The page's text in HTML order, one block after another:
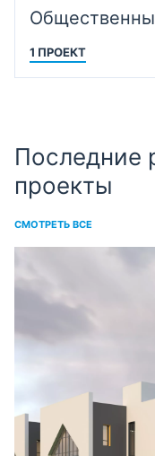
1 ПРОЕКТ
Последние
проекты
СМОТРЕТЬ ВСЕ